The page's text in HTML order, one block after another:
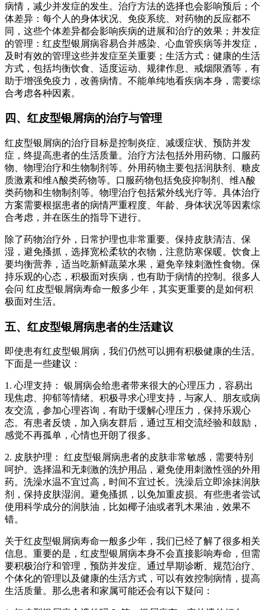
病情，减少并发症的发生。治疗方法的选择也会影响预后；个
体差异：每个人的身体状况、免疫系统、对药物的反应都不
同，这些个体差异都会影响疾病的进展和治疗的效果；并发症
的管理：红皮型银屑病容易合并感染、心血管疾病等并发症，
及时有效的管理这些并发症至关重要；生活方式：健康的生活
方式，包括均衡饮食、适度运动、规律作息、戒烟限酒等，有
助于增强免疫力，改善病情。不能单纯地看疾病本身，需要综
合考虑各种因素。
四、红皮型银屑病的治疗与管理
红皮型银屑病的治疗目标是控制炎症、减缓症状、预防并发
症，终提高患者的生活质量。治疗方法包括外用药物、口服药
物、物理治疗和生物制剂等。外用药物主要包括润肤剂、糖皮
质激素和维A酸类药物等。口服药物包括免疫抑制剂、维A酸
类药物和生物制剂等。物理治疗包括紫外线光疗等。具体治疗
方案需要根据患者的病情严重程度、年龄、身体状况等因素综
合考虑，并在医生的指导下进行。
除了药物治疗外，日常护理也非常重要。保持皮肤清洁、保
湿，避免搔抓，选择宽松柔软的衣物，注意防寒保暖。饮食上
要均衡营养，适当吃新鲜蔬菜水果，避免辛辣刺激性食物。保
持乐观的心态，积极面对疾病，也有助于病情的控制。很多人
会问 红皮型银屑病寿命一般多少年，其实更重要的是如何积
极面对生活。
五、红皮型银屑病患者的生活建议
即使患有红皮型银屑病，我们仍然可以拥有积极健康的生活。
下面是一些建议：
1. 心理支持： 银屑病会给患者带来很大的心理压力，容易出
现焦虑、抑郁等情绪。积极寻求心理支持，与家人、朋友或病
友交流，参加心理咨询，有助于缓解心理压力，保持乐观心
态。有患者反馈，加入病友群后，通过互相交流经验和鼓励，
感觉不再孤单，心情也开朗了很多。
2. 皮肤护理： 红皮型银屑病患者的皮肤非常敏感，需要特别
呵护。选择温和无刺激的洗护用品，避免使用刺激性强的外用
药。洗澡水温不宜过高，时间不宜过长。洗澡后立即涂抹润肤
剂，保持皮肤湿润。避免搔抓，以免加重皮损。有些患者尝试
使用科学成分的润肤油，比如椰子油或者乳木果油，效果不
错。
关于红皮型银屑病寿命一般多少年，我们已经了解了很多相关
信息。重要的是，红皮型银屑病本身不会直接影响寿命，但需
要积极治疗和管理，预防并发症。通过早期诊断、规范治疗、
个体化的管理以及健康的生活方式，可以有效控制病情，提高
生活质量。那么患者和家属可能还会有以下疑问：